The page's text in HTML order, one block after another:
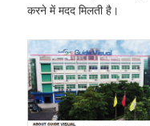
मामले
करने में मदद मिलती है।